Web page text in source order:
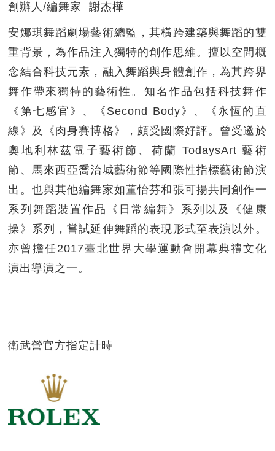
創辦人/編舞家 謝杰樺
安娜琪舞蹈劇場藝術總監，其橫跨建築與舞蹈的雙
重背景，為作品注入獨特的創作思維。擅以空間概
念結合科技元素，融入舞蹈與身體創作，為其跨界
舞作帶來獨特的藝術性。知名作品包括科技舞作
《第七感官》、《Second Body》、《永恆的直
線》及《肉身賽博格》，頗受國際好評。曾受邀於
奧地利林茲電子藝術節、荷蘭 TodaysArt 藝術
節、馬來西亞喬治城藝術節等國際性指標藝術節演
出。也與其他編舞家如董怡芬和張可揚共同創作一
系列舞蹈裝置作品《日常編舞》系列以及《健康
操》系列，嘗試延伸舞蹈的表現形式至表演以外。
亦曾擔任2017臺北世界大學運動會開幕典禮文化
演出導演之一。
衛武營官方指定計時